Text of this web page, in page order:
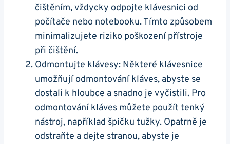
čištěním, vždycky odpojte klávesnici od
⁣počítače nebo notebooku. Tímto způsobem
⁤minimalizujete riziko poškození přístroje
při​ čištění.
Odmontujte klávesy: Některé klávesnice
⁣umožňují odmontování kláves, abyste se
dostali k hloubce a⁢ snadno je vyčistili. Pro
odmontování kláves můžete použít tenký
nástroj, například ​špičku tužky. Opatrně je
odstraňte a dejte stranou, abyste je